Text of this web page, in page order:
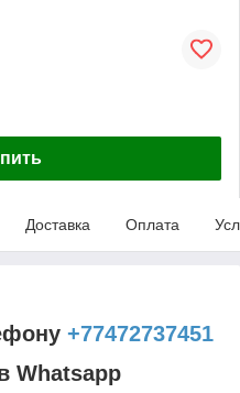
Доставка Оплата
+77472737451
Whatsapp